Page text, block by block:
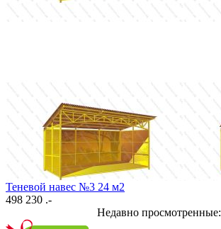
Теневой навес №3 24 м2
498 230 .-
Недавно просмотренные: